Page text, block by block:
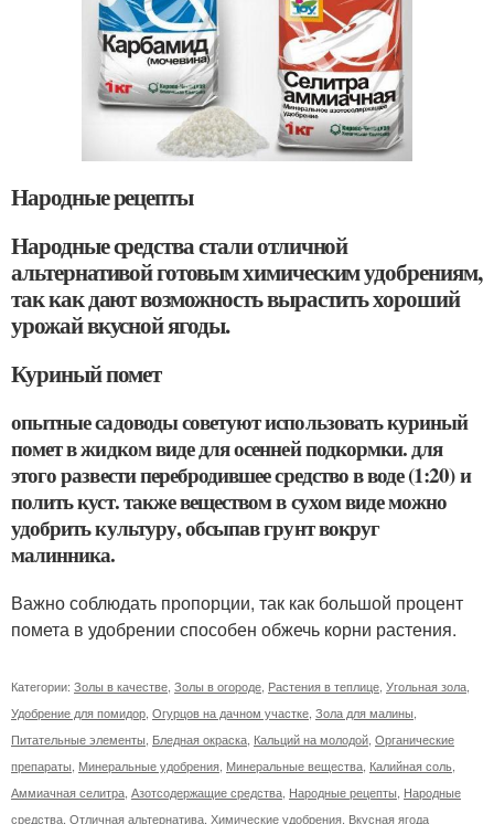
Народные рецепты
Народные средства стали отличной
альтернативой готовым химическим удобрениям,
так как дают возможность вырастить хороший
урожай вкусной ягоды.
Куриный помет
опытные садоводы советуют использовать куриный
помет в жидком виде для осенней подкормки. для
этого развести перебродившее средство в воде (1:20) и
полить куст. также веществом в сухом виде можно
удобрить культуру, обсыпав грунт вокруг
малинника.
Важно соблюдать пропорции, так как большой процент
помета в удобрении способен обжечь корни растения.
Категории: Золы в качестве, Золы в огороде, Растения в теплице, Угольная зола,
Удобрение для помидор, Огурцов на дачном участке, Зола для малины,
Питательные элементы, Бледная окраска, Кальций на молодой, Органические
препараты, Минеральные удобрения, Минеральные вещества, Калийная соль,
Аммиачная селитра, Азотсодержащие средства, Народные рецепты, Народные
средства, Отличная альтернатива, Химические удобрения, Вкусная ягода